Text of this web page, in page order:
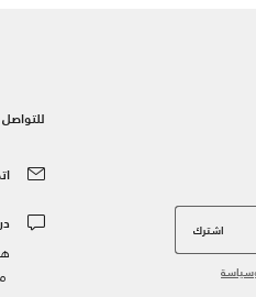
اشترك
سياسة
للتواصل
من